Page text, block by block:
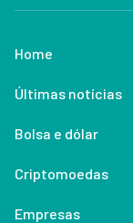
Home
Últimas notícias
Bolsa e dólar
Criptomoedas
Empresas